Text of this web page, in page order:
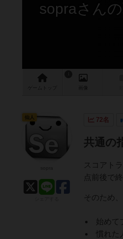
sopraさん
ゲーム 画像
72名
共通の
スコアト
点前後で
そのため
始めて
慣れた
仙人